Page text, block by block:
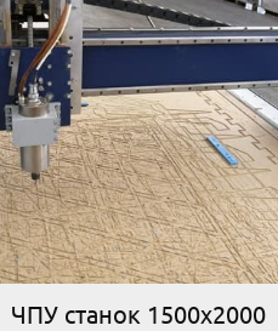
ЧПУ станок 1500х2000